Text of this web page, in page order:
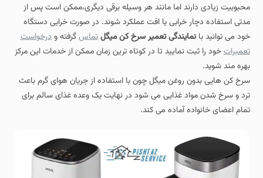
محبوبیت زیادی دارند اما مانند هر وسیله برقی دیگری،ممکن است پس از
مدتی استفاده دچار خرابی یا افت عملکرد شوند. در صورت خرابی دستگاه
خود می توانید بانمایندگی تعمیر سرخ کن میگل تماسگرفته ودرخواست
تعمیراتخود را ثبت نمایید تا در کوتاه ترین زمان ممکن از خدمات این مرکز
بهره مند شوید.
سرخ کن هایی بدون روغن میگل چون با استفاده از جریان هوای گرم باعث
ترد و سرخ شدن مواد غذایی می شود در نهایت یک وعده غذای سالم برای
تمام اعضای خانواده آماده می کند.